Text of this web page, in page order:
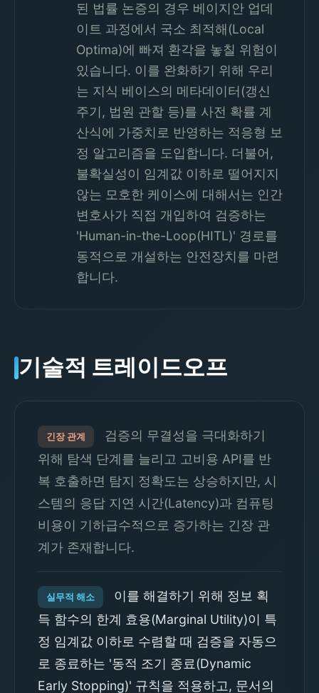
된 법률 논증의 경우 베이지안 업데
이트 과정에서 국소 최적해(Local
Optima)에 빠져 환각을 놓칠 위험이
있습니다. 이를 완화하기 위해 우리
는 지식 베이스의 메타데이터(갱신
주기, 법원 관할 등)를 사전 확률 계
산식에 가중치로 반영하는 적응형 보
정 알고리즘을 도입합니다. 더불어,
불확실성이 임계값 이하로 떨어지지
않는 모호한 케이스에 대해서는 인간
변호사가 직접 개입하여 검증하는
'Human-in-the-Loop(HITL)' 경로를
동적으로 개설하는 안전장치를 마련
합니다.
기술적 트레이드오프
긴장 관계
검증의 무결성을 극대화하기
위해 탐색 단계를 늘리고 고비용 API를 반
복 호출하면 탐지 정확도는 상승하지만, 시
스템의 응답 지연 시간(Latency)과 컴퓨팅
비용이 기하급수적으로 증가하는 긴장 관
계가 존재합니다.
실무적 해소
이를 해결하기 위해 정보 획
득 함수의 한계 효용(Marginal Utility)이 특
정 임계값 이하로 수렴할 때 검증을 자동으
로 종료하는 '동적 조기 종료(Dynamic
Early Stopping)' 규칙을 적용하고, 문서의